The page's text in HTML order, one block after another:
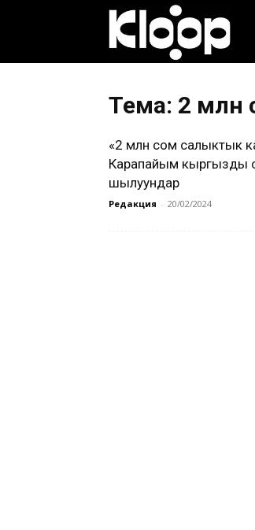
Тема: 2 млн
«2 млн сом салыктык
Карапайым кыргызды
шылуундар
Редакция - 20/02/2024